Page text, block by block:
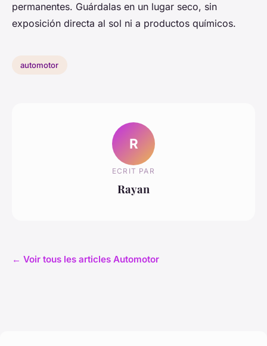
permanentes. Guárdalas en un lugar seco, sin
exposición directa al sol ni a productos químicos.
automotor
R
ECRIT PAR
Rayan
← Voir tous les articles Automotor